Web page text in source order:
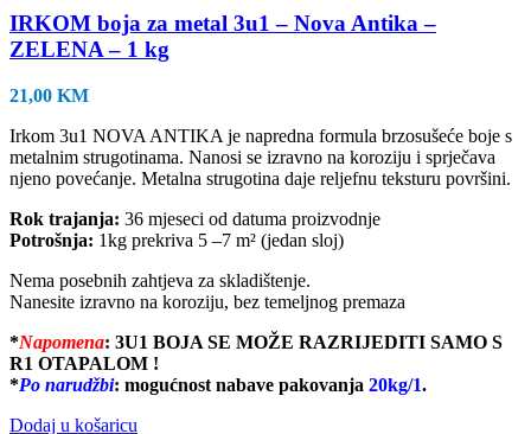
IRKOM boja za metal 3u1 – Nova Antika –
ZELENA – 1 kg
21,00 KM
Irkom 3u1 NOVA ANTIKA je napredna formula brzosušeće boje s
metalnim strugotinama. Nanosi se izravno na koroziju i sprječava
njeno povećanje. Metalna strugotina daje reljefnu teksturu površini.
Rok trajanja: 36 mjeseci od datuma proizvodnje
Potrošnja: 1kg prekriva 5 –7 m² (jedan sloj)
Nema posebnih zahtjeva za skladištenje.
Nanesite izravno na koroziju, bez temeljnog premaza
*Napomena: 3U1 BOJA SE MOŽE RAZRIJEDITI SAMO S
R1 OTAPALOM !
*Po narudžbi: mogućnost nabave pakovanja 20kg/1.
Dodaj u košaricu